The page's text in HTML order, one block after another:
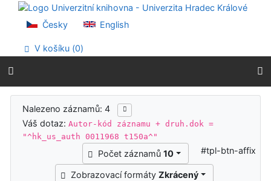
Přejít na obsah
Přejít na menu
Prohlášení o webové přístupnosti
Česky English
V košíku (0)
Výsledky vyhledávání
Nalezeno záznamů: 4
Váš dotaz:Autor-kód záznamu + druh.dok =
"^hk_us_auth 0011968 t150a^"
Počet záznamů 10
Zobrazovací formáty Zkrácený
#tpl-btn-affix